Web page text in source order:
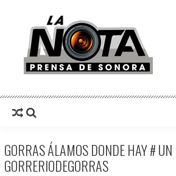
La Nota Prensa De Sonora
GORRAS ÁLAMOS DONDE HAY # UN
GORRERIODEGORRAS